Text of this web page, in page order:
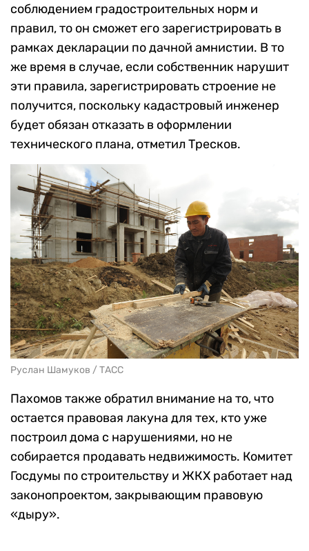
соблюдением градостроительных норм и
правил, то он сможет его зарегистрировать в
рамках декларации по дачной амнистии. В то
же время в случае, если собственник нарушит
эти правила, зарегистрировать строение не
получится, поскольку кадастровый инженер
будет обязан отказать в оформлении
технического плана, отметил Тресков.
Руслан Шамуков / ТАСС
Пахомов также обратил внимание на то, что
остается правовая лакуна для тех, кто уже
построил дома с нарушениями, но не
собирается продавать недвижимость. Комитет
Госдумы по строительству и ЖКХ работает над
законопроектом, закрывающим правовую
«дыру».